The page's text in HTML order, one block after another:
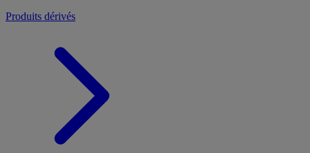
Produits dérivés